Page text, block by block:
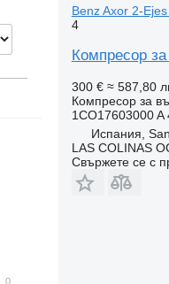
Benz Axor 2-
4
Компресор
300 € ≈ 587,80
Компресор за
1CO17603000
Испания,
LAS COLINAS
Свържете се с